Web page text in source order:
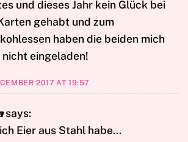
und dieses Jahr kein Glück bei
gehabt und zum
haben die beiden mich
nicht eingeladen!
2017 AT 19:57
says:
Eier aus Stahl habe…